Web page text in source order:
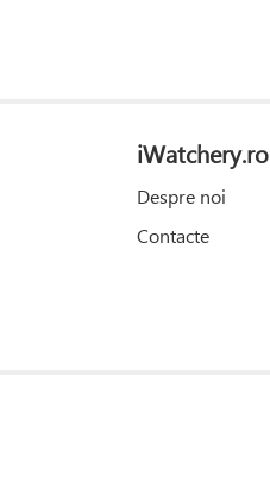
iWatchery.ro
Despre noi
Contacte